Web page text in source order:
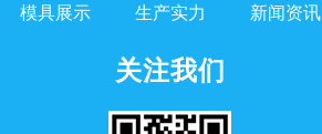
模具展示 生产实力 新闻资讯
关注我们